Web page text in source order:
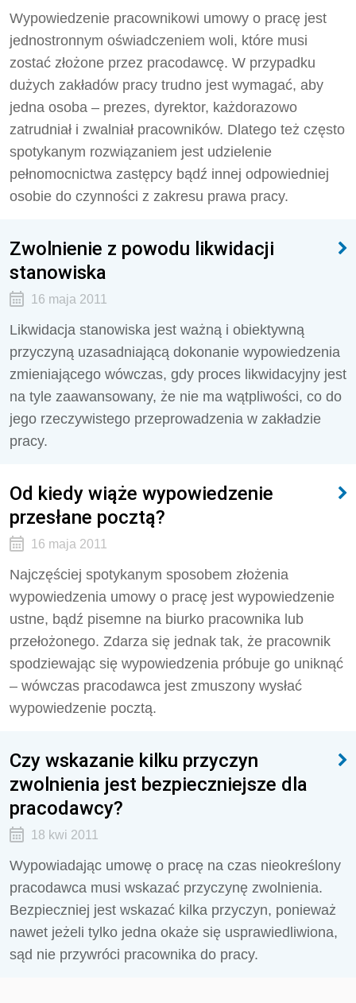
Wypowiedzenie pracownikowi umowy o pracę jest
jednostronnym oświadczeniem woli, które musi
zostać złożone przez pracodawcę. W przypadku
dużych zakładów pracy trudno jest wymagać, aby
jedna osoba – prezes, dyrektor, każdorazowo
zatrudniał i zwalniał pracowników. Dlatego też często
spotykanym rozwiązaniem jest udzielenie
pełnomocnictwa zastępcy bądź innej odpowiedniej
osobie do czynności z zakresu prawa pracy.
Zwolnienie z powodu likwidacji
stanowiska
16 maja 2011
Likwidacja stanowiska jest ważną i obiektywną
przyczyną uzasadniającą dokonanie wypowiedzenia
zmieniającego wówczas, gdy proces likwidacyjny jest
na tyle zaawansowany, że nie ma wątpliwości, co do
jego rzeczywistego przeprowadzenia w zakładzie
pracy.
Od kiedy wiąże wypowiedzenie
przesłane pocztą?
16 maja 2011
Najczęściej spotykanym sposobem złożenia
wypowiedzenia umowy o pracę jest wypowiedzenie
ustne, bądź pisemne na biurko pracownika lub
przełożonego. Zdarza się jednak tak, że pracownik
spodziewając się wypowiedzenia próbuje go uniknąć
– wówczas pracodawca jest zmuszony wysłać
wypowiedzenie pocztą.
Czy wskazanie kilku przyczyn
zwolnienia jest bezpieczniejsze dla
pracodawcy?
18 kwi 2011
Wypowiadając umowę o pracę na czas nieokreślony
pracodawca musi wskazać przyczynę zwolnienia.
Bezpieczniej jest wskazać kilka przyczyn, ponieważ
nawet jeżeli tylko jedna okaże się usprawiedliwiona,
sąd nie przywróci pracownika do pracy.